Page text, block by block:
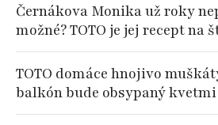
Černákova Monika už roky
možné? TOTO je jej recept na
TOTO domáce hnojivo
balkón bude obsypaný kvetmi